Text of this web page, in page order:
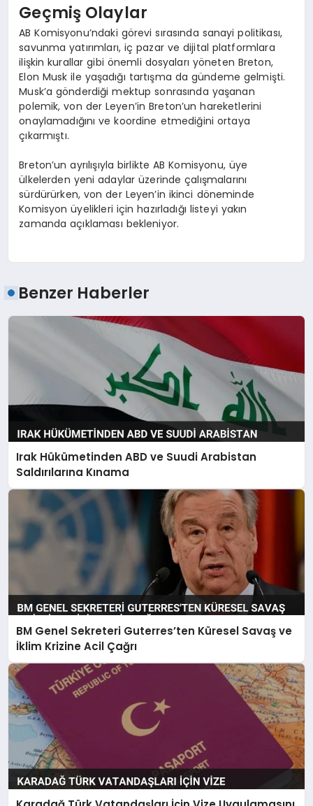
Geçmiş Olaylar
AB Komisyonu’ndaki görevi sırasında sanayi politikası,
savunma yatırımları, iç pazar ve dijital platformlara
ilişkin kurallar gibi önemli dosyaları yöneten Breton,
Elon Musk ile yaşadığı tartışma da gündeme gelmişti.
Musk’a gönderdiği mektup sonrasında yaşanan
polemik, von der Leyen’in Breton’un hareketlerini
onaylamadığını ve koordine etmediğini ortaya
çıkarmıştı.
Breton’un ayrılışıyla birlikte AB Komisyonu, üye
ülkelerden yeni adaylar üzerinde çalışmalarını
sürdürürken, von der Leyen’in ikinci döneminde
Komisyon üyelikleri için hazırladığı listeyi yakın
zamanda açıklaması bekleniyor.
Benzer Haberler
Irak Hükümetinden ABD ve Suudi Arabistan
Saldırılarına Kınama
BM Genel Sekreteri Guterres’ten Küresel Savaş ve
İklim Krizine Acil Çağrı